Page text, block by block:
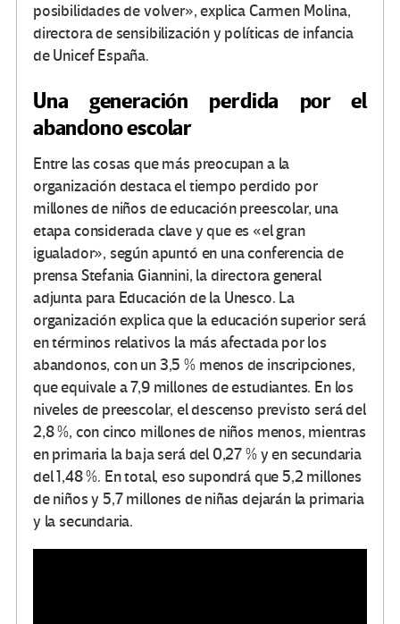
posibilidades de volver», explica Carmen Molina,
directora de sensibilización y políticas de infancia
de Unicef España.
Una generación perdida por el
abandono escolar
Entre las cosas que más preocupan a la
organización destaca el tiempo perdido por
millones de niños de educación preescolar, una
etapa considerada clave y que es «el gran
igualador», según apuntó en una conferencia de
prensa Stefania Giannini, la directora general
adjunta para Educación de la Unesco. La
organización explica que la educación superior será
en términos relativos la más afectada por los
abandonos, con un 3,5 % menos de inscripciones,
que equivale a 7,9 millones de estudiantes. En los
niveles de preescolar, el descenso previsto será del
2,8 %, con cinco millones de niños menos, mientras
en primaria la baja será del 0,27 % y en secundaria
del 1,48 %. En total, eso supondrá que 5,2 millones
de niños y 5,7 millones de niñas dejarán la primaria
y la secundaria.